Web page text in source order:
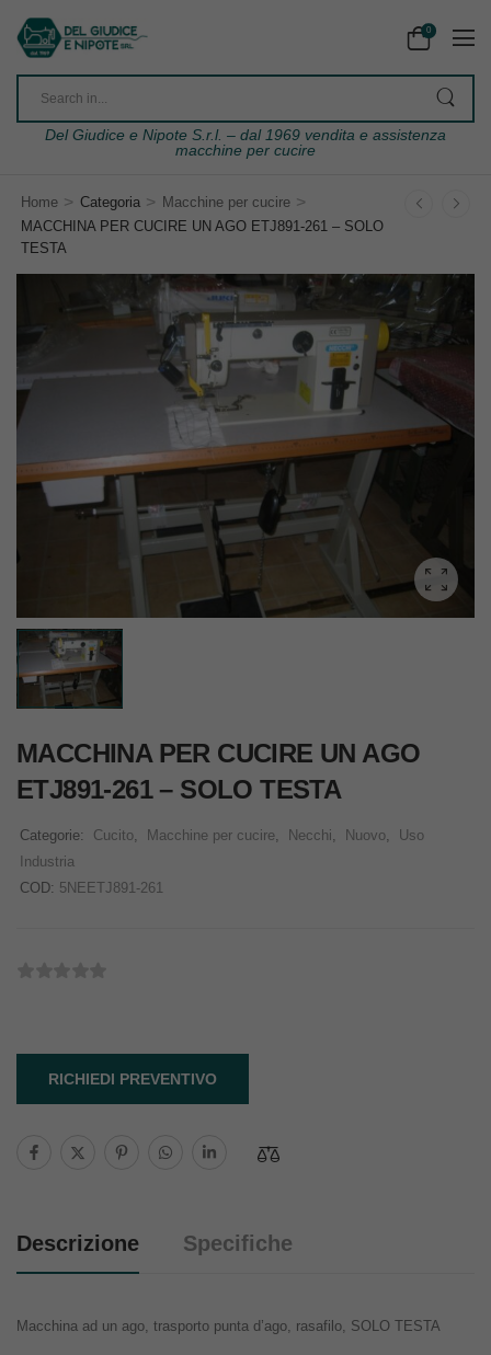
0
Del Giudice e Nipote S.r.l. – dal 1969 vendita e assistenza
macchine per cucire
Home > Categoria > Macchine per cucire >
MACCHINA PER CUCIRE UN AGO ETJ891-261 – SOLO
TESTA
MACCHINA PER CUCIRE UN AGO
ETJ891-261 – SOLO TESTA
Categorie: Cucito Macchine per cucire Necchi Nuovo
Uso
Industria
COD: 5NEETJ891-261
RICHIEDI PREVENTIVO
Descrizione Specifiche
Macchina ad un ago, trasporto punta d’ago, rasafilo, SOLO TESTA